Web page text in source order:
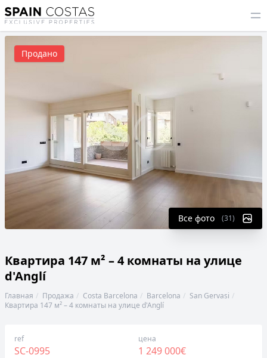
Продано
Все фото (31)
Квартира 147 м² – 4 комнаты на улице
d'Anglí
Главная Продажа Costa Barcelona Barcelona
San Gervasi
Квартира 147 м² – 4 комнаты на улице d'Anglí
ref
SC-0995
цена
1 249 000€